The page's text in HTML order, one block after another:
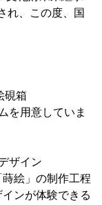
れ、この度、国
硯箱
を用意していま
ザイン
絵」の制作工程
ンが体験できる